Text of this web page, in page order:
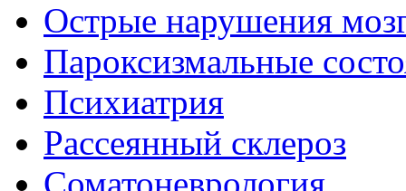
Острые нарушения
Пароксизмальные
Психиатрия
Рассеянный склероз